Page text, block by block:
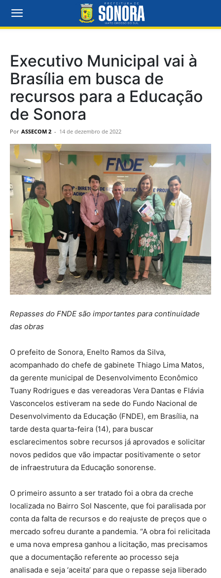
Executivo Municipal vai à
Brasília em busca de
recursos para a Educação
de Sonora
Por ASSECOM 2 - 14 de dezembro de 2022
Repasses do FNDE são importantes para continuidade
das obras
O prefeito de Sonora, Enelto Ramos da Silva,
acompanhado do chefe de gabinete Thiago Lima Matos,
da gerente municipal de Desenvolvimento Econômico
Tuany Rodrigues e das vereadoras Vera Dantas e Flávia
Vasconcelos estiveram na sede do Fundo Nacional de
Desenvolvimento da Educação (FNDE), em Brasília, na
tarde desta quarta-feira (14), para buscar
esclarecimentos sobre recursos já aprovados e solicitar
novos pedidos que vão impactar positivamente o setor
de infraestrutura da Educação sonorense.
O primeiro assunto a ser tratado foi a obra da creche
localizada no Bairro Sol Nascente, que foi paralisada por
conta da falta de recursos e do reajuste de preços que o
mercado sofreu durante a pandemia. “A obra foi relicitada
e uma nova empresa ganhou a licitação, mas precisamos
que a documentação referente ao processo seja
analisada e seja ‘aceita’ para que o repasse seja liberado